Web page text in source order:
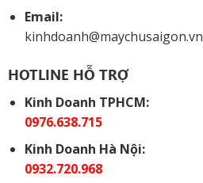
Email:
kinhdoanh@maychusaigon.vn
HOTLINE HỖ TRỢ
Kinh Doanh TPHCM:
0976.638.715
Kinh Doanh Hà Nội:
0932.720.968